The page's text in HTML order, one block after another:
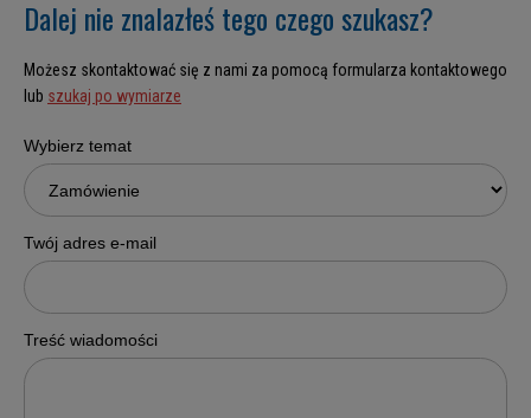
Dalej nie znalazłeś tego czego szukasz?
Możesz skontaktować się z nami za pomocą formularza kontaktowego
lub szukaj po wymiarze